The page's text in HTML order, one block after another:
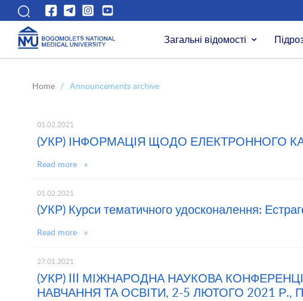
Загальні відомості
Home / Announcements archive
01.02.2021
(УКР) ІНФОРМАЦІЯ ЩОДО ЕЛЕКТРОННОГО
Read more »
01.02.2021
(УКР) Курси тематичного удосконалення:
Read more »
27.01.2021
(УКР) III МІЖНАРОДНА НАУКОВА
НАВЧАННЯ ТА ОСВІТИ, 2-5 ЛЮТОГО 2021 Р.,